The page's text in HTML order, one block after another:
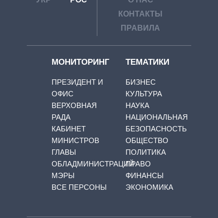
КОНТАКТЫ
ПРАВИЛА
МОНИТОРИНГ
ПРЕЗИДЕНТ И
ОФИС
ВЕРХОВНАЯ
РАДА
КАБИНЕТ
МИНИСТРОВ
ГЛАВЫ
ОБЛАДМИНИСТРАЦИЙ
МЭРЫ
ВСЕ ПЕРСОНЫ
ТЕМАТИКИ
БИЗНЕС
КУЛЬТУРА
НАУКА
НАЦИОНАЛЬНАЯ
БЕЗОПАСНОСТЬ
ОБЩЕСТВО
ПОЛИТИКА
ПРАВО
ФИНАНСЫ
ЭКОНОМИКА